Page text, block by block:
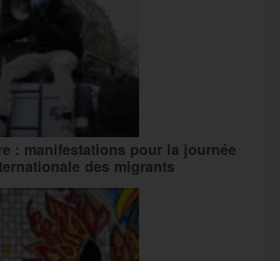
: manifestations pour la journée
des migrants